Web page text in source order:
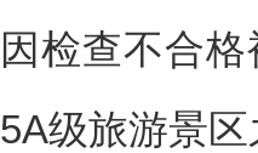
因检查不合
5A级旅游景区